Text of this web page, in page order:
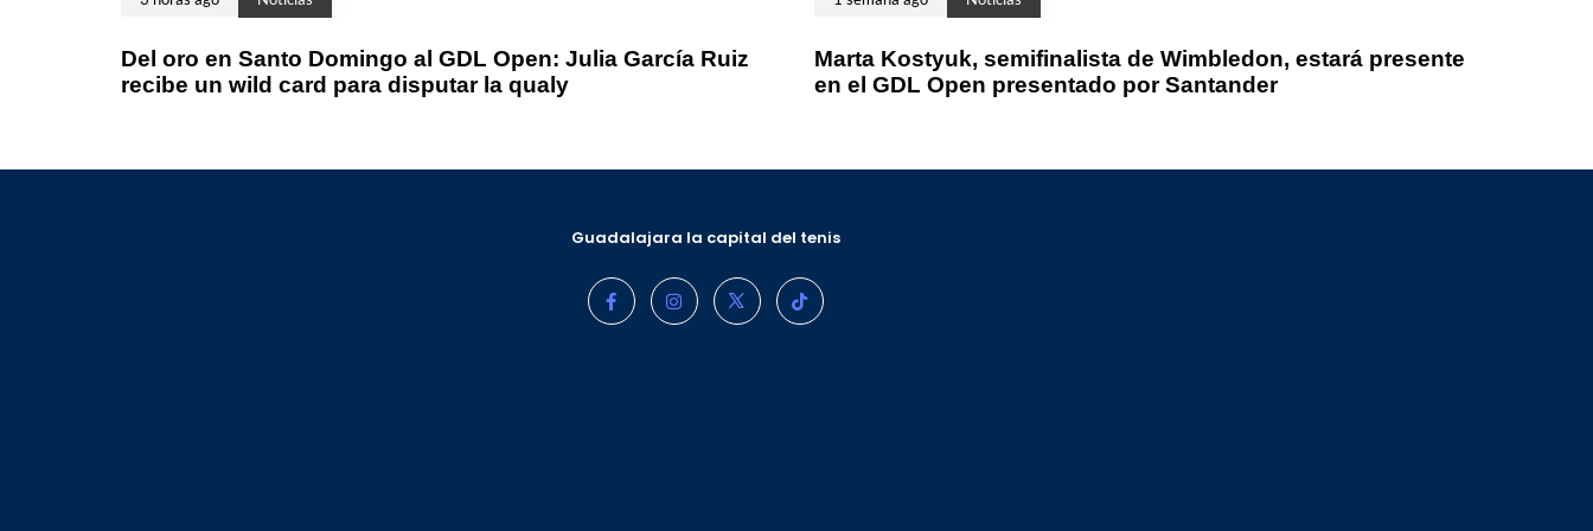
Del oro en Santo Domingo al GDL Open: Julia García Ruiz
recibe un wild card para disputar la qualy
Marta Kostyuk, semifinalista de Wimbledon, estará presente
en el GDL Open presentado por Santander
Guadalajara la capital del tenis